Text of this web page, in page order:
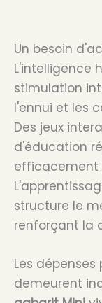
Un besoin
L'intelligence
stimulation
l'ennui et les
Des jeux
d'éducation
efficacement
structure le
renforçant la
Les
demeurent